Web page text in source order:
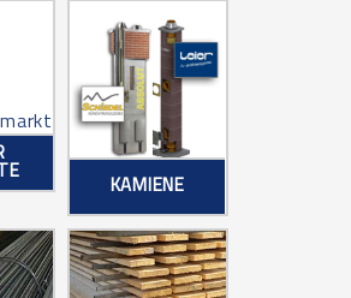
KAMIENE